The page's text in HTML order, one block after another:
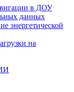
в ДОУ
данных
энергетической
на